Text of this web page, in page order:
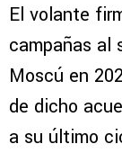
El volante
campañas al
Moscú en
de dicho
a su último